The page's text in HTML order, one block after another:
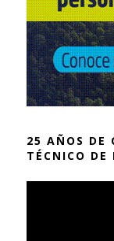
25 AÑOS DE
TÉCNICO DE